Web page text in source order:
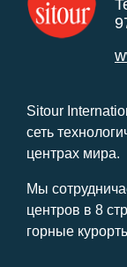
Sitour
сеть
центрах мира.
Мы
центров в 8
горные